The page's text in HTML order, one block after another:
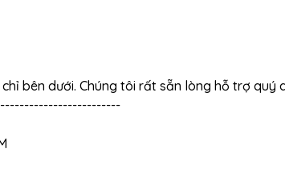
bên dưới. Chúng tôi rất sẵn lòng hỗ trợ quý